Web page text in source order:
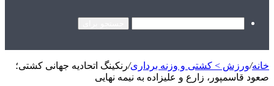
خانه/ورزش > کشتی و وزنه برداری/رنکینگ اتحادیه جهانی کشتی؛
صعود قاسمپور، زارع و علیزاده به نیمه نهایی